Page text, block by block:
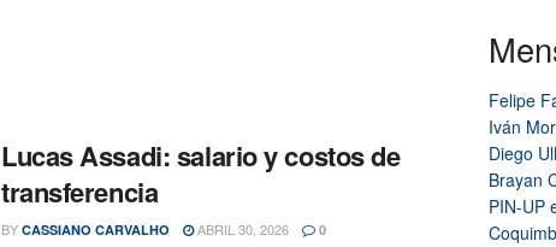
Lucas Assadi: salario y costos de
transferencia
BY CASSIANO CARVALHO ABRIL 30, 2026 0
Felipe
Iván
Diego
Brayan
PIN-UP